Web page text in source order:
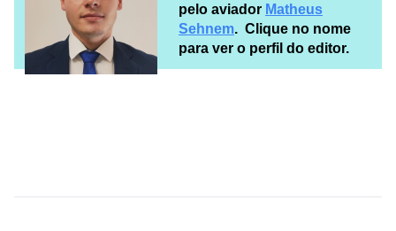
pelo aviador Matheus
Sehnem. Clique no nome
para ver o perfil do editor.